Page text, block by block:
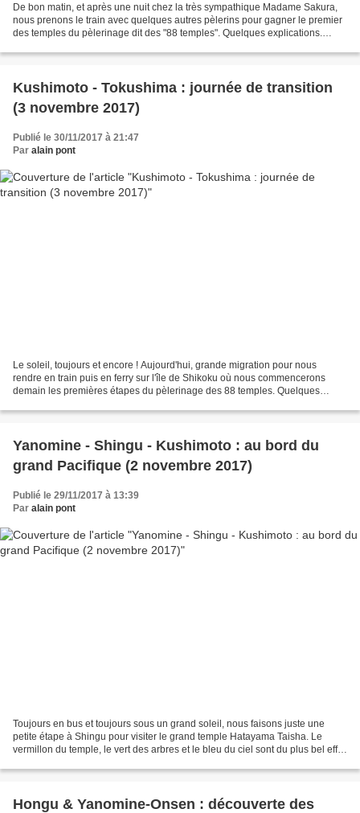
De bon matin, et après une nuit chez la très sympathique Madame Sakura,
nous prenons le train avec quelques autres pèlerins pour gagner le premier
des temples du pèlerinage dit des "88 temples". Quelques explications.
Kushimoto - Tokushima : journée de transition
(3 novembre 2017)
Publié le 30/11/2017 à 21:47
Par alain pont
Le soleil, toujours et encore ! Aujourd'hui, grande migration pour nous
rendre en train puis en ferry sur l'île de Shikoku où nous commencerons
demain les premières étapes du pèlerinage des 88 temples. Quelques
Yanomine - Shingu - Kushimoto : au bord du
grand Pacifique (2 novembre 2017)
Publié le 29/11/2017 à 13:39
Par alain pont
Toujours en bus et toujours sous un grand soleil, nous faisons juste une
petite étape à Shingu pour visiter le grand temple Hatayama Taisha. Le
vermillon du temple, le vert des arbres et le bleu du ciel sont du plus bel effet
Hongu & Yanomine-Onsen : découverte des